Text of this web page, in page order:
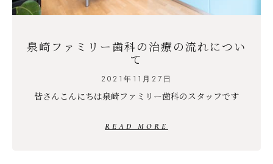
泉崎ファミリー歯科の治療の流れについ
て
2021年11月27日
皆さんこんにちは泉崎ファミリー歯科のスタッフです
READ MORE